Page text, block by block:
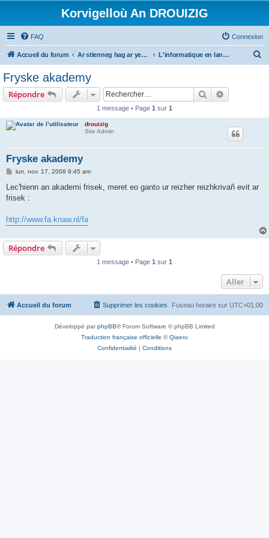
Korvigelloù An DROUIZIG
FAQ Connexion
Accueil du forum Ar stlenneg hag ar yezhoù bihan er bed a-bezh L'informatique en langues régionales et minoritaires
Fryske akademy
Répondre Rechercher
1 message • Page 1 sur 1
drouizig
Site Admin
Fryske akademy
M
s
a
lun. nov. 17, 2008 9:45 am
Lec'hienn an akademi frisek, meret eo ganto ur reizher reizhkrivañ evit ar
frisek :
http://www.fa.knaw.nl/fa
Répondre
1 message • Page 1 sur 1
Aller
Accueil du forum Fuseau horaire sur UTC+01:00
Supprimer les cookies
Développé parphpBB® Forum Software © phpBB Limited
Traduction française officielle ©Qiaeru
Confidentialité | Conditions